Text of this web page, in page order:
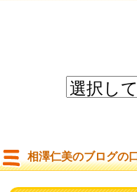
相澤仁美のブログの